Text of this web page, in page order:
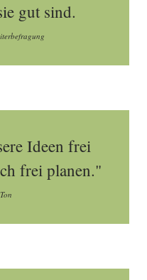
gut sind.
Ideen frei
frei planen."